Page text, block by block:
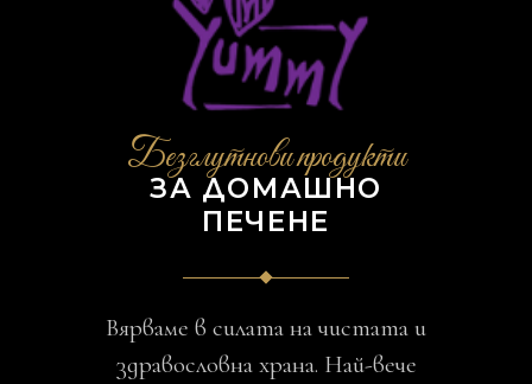
Безглутнови продукти
ЗА ДОМАШНО
ПЕЧЕНЕ
Вярваме в силата на чистата и
здравословна храна. Най-вече